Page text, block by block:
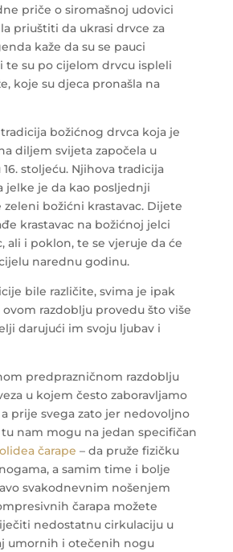
priče o siromašnoj udovici
priuštiti da ukrasi drvce za
kaže da su se pauci
te su po cijelom drvcu ispleli
koje su djeca pronašla na
božićnog drvca koja je
diljem svijeta započela u
stoljeću. Njihova tradicija
jelke je da kao posljednji
božićni krastavac. Dijete
krastavac na božićnoj jelci
ali i poklon, te se vjeruje da će
narednu godinu.
bile različite, svima je ipak
razdoblju provedu što više
darujući im svoju ljubav i
predprazničnom razdoblju
u kojem često zaboravljamo
prije svega zato jer nedovoljno
nam mogu na jedan specifičan
čarape – da pruže fizičku
a samim time i bolje
svakodnevnim nošenjem
čarapa možete
nedostatnu cirkulaciju u
umornih i otečenih nogu